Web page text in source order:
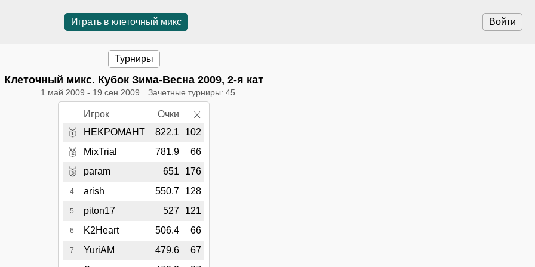
Войти
Играть в клеточный микс
Турниры
Клеточный микс. Кубок Зима-Весна 2009, 2-я кат
1 май 2009 - 19 сен 2009 Зачетные турниры: 45
Игрок Очки ⚔
🥇 HEKPOMAHT 822.1 102
🥈 MixTrial 781.9 66
🥉 param 651 176
4 arish 550.7 128
5 piton17 527 121
6 K2Heart 506.4 66
7 YuriAM 479.6 67